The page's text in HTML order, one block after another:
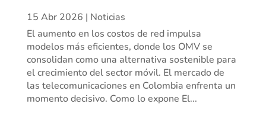
15 Abr 2026 | Noticias
El aumento en los costos de red impulsa
modelos más eficientes, donde los OMV se
consolidan como una alternativa sostenible para
el crecimiento del sector móvil. El mercado de
las telecomunicaciones en Colombia enfrenta un
momento decisivo. Como lo expone El...